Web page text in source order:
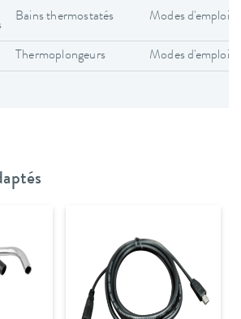
Bains thermostatés Modes d'emploi
Thermoplongeurs Modes d'emploi